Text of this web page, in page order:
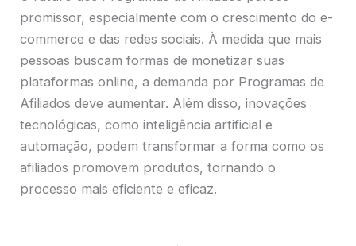
promissor, especialmente com o crescimento do e-
commerce e das redes sociais. À medida que mais
pessoas buscam formas de monetizar suas
plataformas online, a demanda por Programas de
Afiliados deve aumentar. Além disso, inovações
tecnológicas, como inteligência artificial e
automação, podem transformar a forma como os
afiliados promovem produtos, tornando o
processo mais eficiente e eficaz.